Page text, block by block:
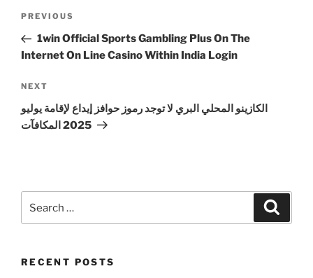
Previous
Post
PREVIOUS
1win Official Sports Gambling Plus On The
Internet On Line Casino Within India Login
Next
Post
NEXT
الكازينو المحلي البري لا توجد رموز حوافز إيداع لإقامة يوليو
2025 المكافآت
for:
RECENT POSTS